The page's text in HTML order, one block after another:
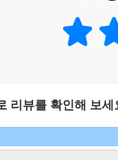
게 주장하는가?
던진 이유는 지적
다.
은 산전 유전자
는 유전자가 있는
된 여성들
리뷰를 확인해 보세